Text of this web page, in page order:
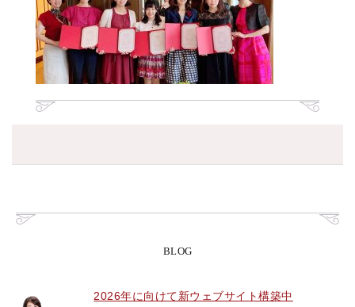
BLOG
2026年に向けて新ウェブサイト構築中